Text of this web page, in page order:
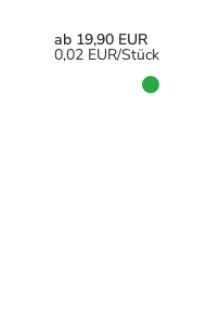
ab 19,90 EUR
0,02 EUR/Stück